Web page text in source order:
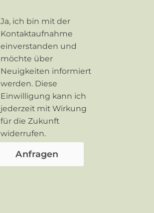
Ja, ich bin mit der
Kontaktaufnahme
einverstanden und
möchte über
Neuigkeiten informiert
werden. Diese
Einwilligung kann ich
jederzeit mit Wirkung
für die Zukunft
widerrufen.